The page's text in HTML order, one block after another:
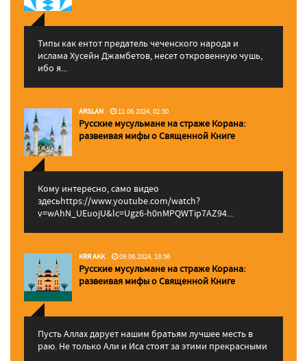
Типы как ентот предатель чеченского народа и
ислама Хусейн Джамбетов, несет откровенную чушь,
ибо я...
ARSLAN 11.06.2024, 02:50
Русские мусульмане на страже Корана:
pазвеивая мифы о Священной Книге
Кому интересно, само видео
здесьhttps://www.youtube.com/watch?
v=wAhN_UEuojU&lc=Ugz6-h0nMPQWTip7AZ94...
KRR AKK 09.06.2024, 18:56
Русские мусульмане на страже Корана:
pазвеивая мифы о Священной Книге
Пусть Аллах дарует нашим братьям лучшее месть в
раю. Не только Али и Иса стоят за этими прекрасными
...